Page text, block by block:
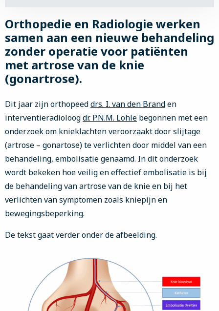
Orthopedie en Radiologie werken
samen aan een nieuwe behandeling
zonder operatie voor patiënten
met artrose van de knie
(gonartrose).
Dit jaar zijn orthopeeddrs. I. van den Branden
interventieradioloogdr. P.N.M. Lohle begonnen met een
onderzoek om knieklachten veroorzaakt door slijtage
(artrose – gonartose) te verlichten door middel van een
behandeling, embolisatie genaamd. In dit onderzoek
wordt bekeken hoe veilig en effectief embolisatie is bij
de behandeling van artrose van de knie en bij het
verlichten van symptomen zoals kniepijn en
bewegingsbeperking.
De tekst gaat verder onder de afbeelding.